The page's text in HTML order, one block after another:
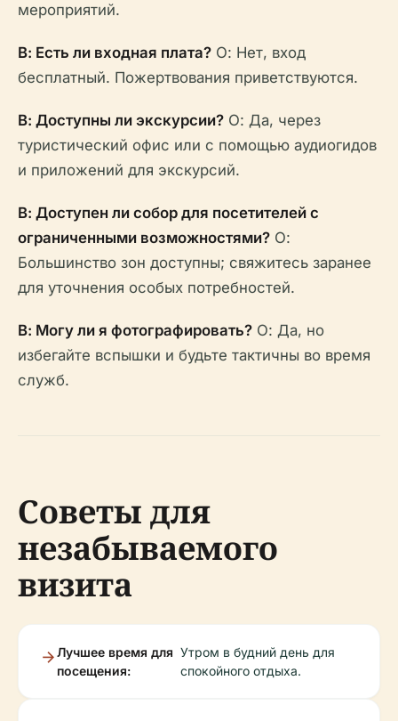
мероприятий.
В: Есть ли входная плата? О: Нет, вход
бесплатный. Пожертвования приветствуются.
В: Доступны ли экскурсии? О: Да, через
туристический офис или с помощью аудиогидов
и приложений для экскурсий.
В: Доступен ли собор для посетителей с
ограниченными возможностями? О:
Большинство зон доступны; свяжитесь заранее
для уточнения особых потребностей.
В: Могу ли я фотографировать? О: Да, но
избегайте вспышки и будьте тактичны во время
служб.
Советы для
незабываемого
визита
Лучшее время для
посещения:
Утром в будний день для
спокойного отдыха.